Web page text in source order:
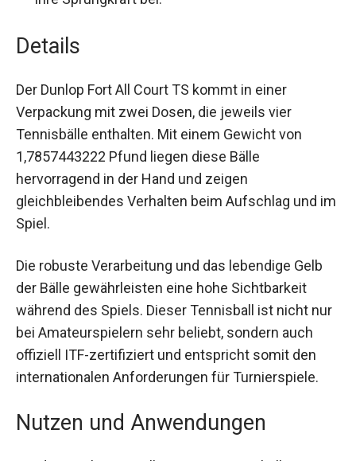
behalten die Bälle auch über längere
Details
Der Dunlop Fort All Court TS kommt in einer
Verpackung mit zwei Dosen, die jeweils vier
Tennisbälle enthalten. Mit einem Gewicht von
1,7857443222 Pfund liegen diese Bälle
hervorragend in der Hand und zeigen
gleichbleibendes Verhalten beim Aufschlag und
im Spiel.
Die robuste Verarbeitung und das lebendige Gelb
der Bälle gewährleisten eine hohe Sichtbarkeit
während des Spiels. Dieser Tennisball ist nicht
nur bei Amateurspielern sehr beliebt, sondern
auch offiziell ITF-zertifiziert und entspricht somit
den internationalen Anforderungen für
Turnierspiele.